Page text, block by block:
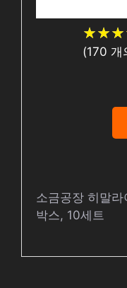
★★★
★★★
(170 개
소금공장 히말
박스, 10세트